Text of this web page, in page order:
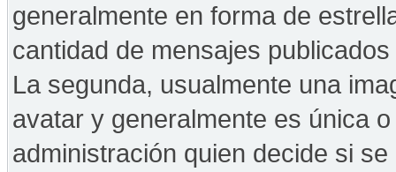
generalmente en forma de
cantidad de mensajes
La segunda, usualmente una
avatar y generalmente es única
administración quien decide si